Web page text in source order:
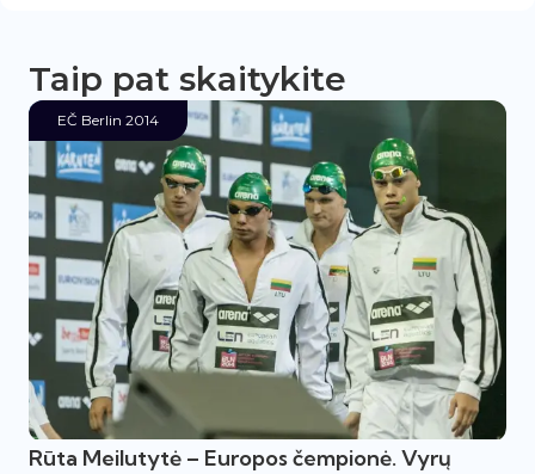
Taip pat skaitykite
EČ Berlin 2014
Rūta Meilutytė – Europos čempionė. Vyrų